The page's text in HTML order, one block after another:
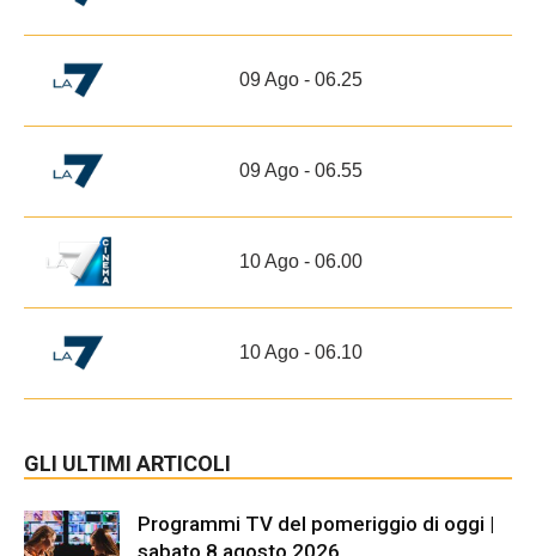
09 Ago - 06.25
09 Ago - 06.55
10 Ago - 06.00
10 Ago - 06.10
GLI ULTIMI ARTICOLI
Programmi TV del pomeriggio di oggi |
sabato 8 agosto 2026